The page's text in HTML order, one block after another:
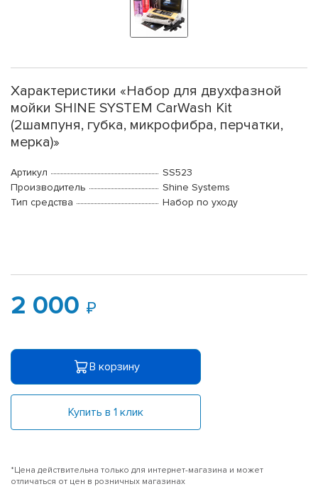
Характеристики «Набор для двухфазной
мойки SHINE SYSTEM CarWash Kit
(2шампуня, губка, микрофибра, перчатки,
мерка)»
Артикул
SS523
Производитель
Shine Systems
Тип средства
Набор по уходу
2 000
В корзину
Купить в 1 клик
*Цена действительна только для интернет-магазина и может
отличаться от цен в розничных магазинах